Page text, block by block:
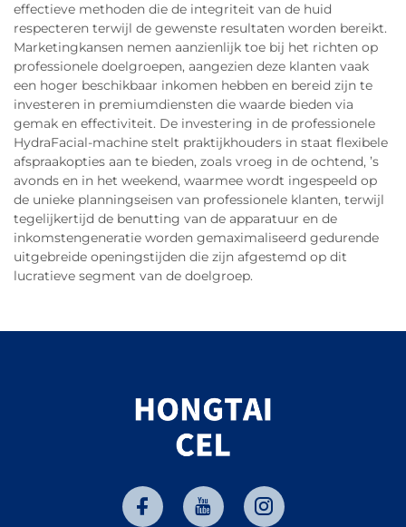
effectieve methoden die de integriteit van de huid
respecteren terwijl de gewenste resultaten worden bereikt.
Marketingkansen nemen aanzienlijk toe bij het richten op
professionele doelgroepen, aangezien deze klanten vaak
een hoger beschikbaar inkomen hebben en bereid zijn te
investeren in premiumdiensten die waarde bieden via
gemak en effectiviteit. De investering in de professionele
HydraFacial-machine stelt praktijkhouders in staat flexibele
afspraakopties aan te bieden, zoals vroeg in de ochtend, ’s
avonds en in het weekend, waarmee wordt ingespeeld op
de unieke planningseisen van professionele klanten, terwijl
tegelijkertijd de benutting van de apparatuur en de
inkomstengeneratie worden gemaximaliseerd gedurende
uitgebreide openingstijden die zijn afgestemd op dit
lucratieve segment van de doelgroep.